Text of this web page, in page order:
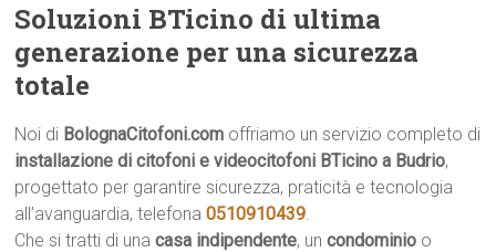
Soluzioni BTicino di ultima
generazione per una sicurezza
totale
Noi di BolognaCitofoni.com offriamo un servizio completo di
installazione di citofoni e videocitofoni BTicino a Budrio,
progettato per garantire sicurezza, praticità e tecnologia
all’avanguardia, telefona0510910439.
Che si tratti di unacasa indipendente, uncondominio o